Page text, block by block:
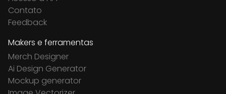
Contato
Feedback
Makers e ferramentas
Merch Designer
Ai Design Generator
Mockup generator